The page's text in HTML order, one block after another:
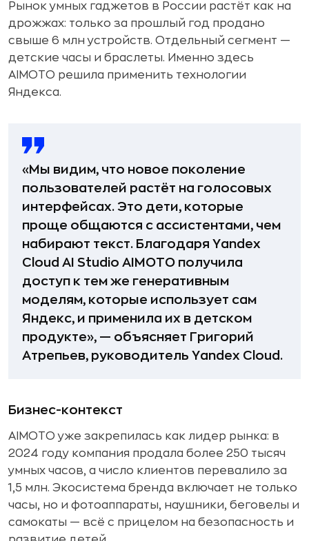
Рынок умных гаджетов в России растёт как на
дрожжах: только за прошлый год продано
свыше 6 млн устройств. Отдельный сегмент —
детские часы и браслеты. Именно здесь
AIMOTO решила применить технологии
Яндекса.
«Мы видим, что новое поколение
пользователей растёт на голосовых
интерфейсах. Это дети, которые
проще общаются с ассистентами, чем
набирают текст. Благодаря Yandex
Cloud AI Studio AIMOTO получила
доступ к тем же генеративным
моделям, которые использует сам
Яндекс, и применила их в детском
продукте», — объясняет Григорий
Атрепьев, руководитель Yandex Cloud.
Бизнес-контекст
AIMOTO уже закрепилась как лидер рынка: в
2024 году компания продала более 250 тысяч
умных часов, а число клиентов перевалило за
1,5 млн. Экосистема бренда включает не только
часы, но и фотоаппараты, наушники, беговелы и
самокаты — всё с прицелом на безопасность и